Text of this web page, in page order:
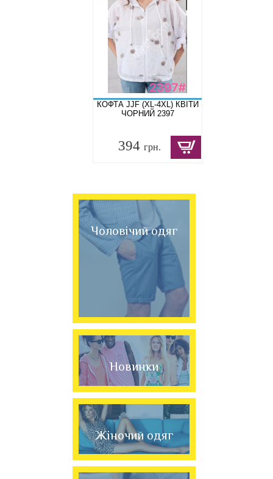
КОФТА JJF (XL-4XL) КВІТИ
ЧОРНИЙ 2397
394 грн.
Чоловічий одяг
Новинки
Жіночий одяг